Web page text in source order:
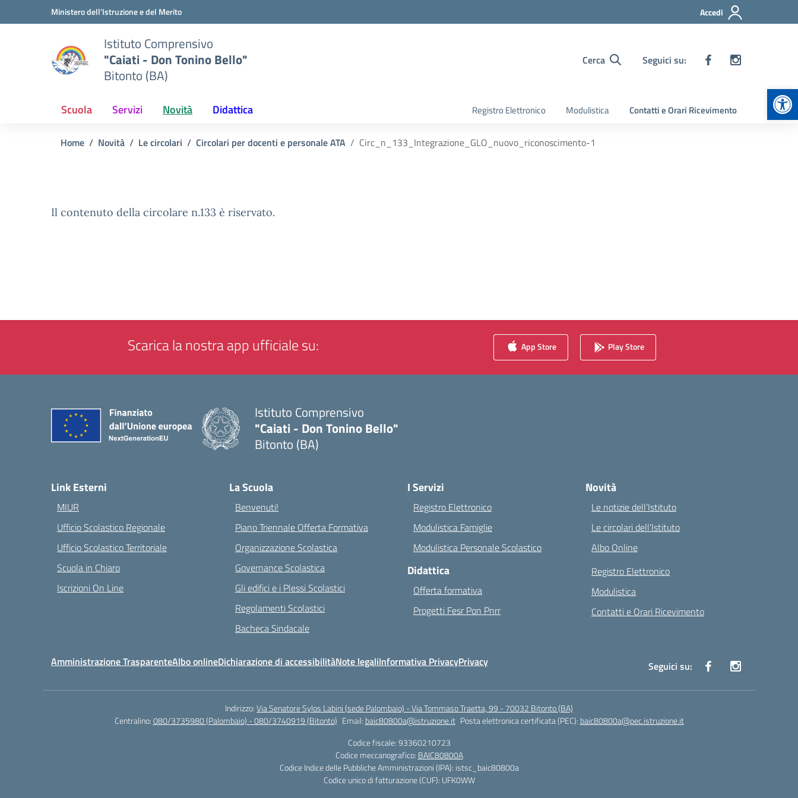
Vai ai contenuti
Vai al menu di navigazioneMinistero dell'Istruzione e del Merito Accedi
Istituto Comprensivo
"Caiati - Don Tonino Bello"
Bitonto (BA)
Cerca Seguici su:
Scuola Servizi Novità Didattica Registro Elettronico Modulistica Contatti e Orari Ricevimento
Home Novità Le circolari Circolari per docenti e personale ATA Circ_n_133_Integrazione_GLO_nuovo_riconoscimento-1
Il contenuto della circolare n.133 è riservato.
Scarica la nostra app ufficiale su: App Store Play Store
Istituto Comprensivo
"Caiati - Don Tonino Bello"
Bitonto (BA)
Link Esterni
MIUR
Ufficio Scolastico Regionale
Ufficio Scolastico Territoriale
Scuola in Chiaro
Iscrizioni On Line
La Scuola
Benvenuti!
Piano Triennale Offerta Formativa
Organizzazione Scolastica
Governance Scolastica
Gli edifici e i Plessi Scolastici
Regolamenti Scolastici
Bacheca Sindacale
I Servizi
Registro Elettronico
Modulistica Famiglie
Modulistica Personale Scolastico
Didattica
Offerta formativa
Progetti Fesr Pon Pnrr
Novità
Le notizie dell’Istituto
Le circolari dell’Istituto
Albo Online
Registro Elettronico
Modulistica
Contatti e Orari Ricevimento
Amministrazione TrasparenteAlbo onlineDichiarazione di accessibilitàNote legaliInformativa PrivacyPrivacy Seguici su:
Indirizzo:Via Senatore Sylos Labini (sede Palombaio) - Via Tommaso Traetta, 99 - 70032 Bitonto (BA)
Centralino:080/3735980 (Palombaio) - 080/3740919 (Bitonto) Email: baic80800a@istruzione.it Posta elettronica certificata (PEC): baic80800a@pec.istruzione.it
Codice fiscale: 93360210723
Codice meccanografico: BAIC80800A
Codice Indice delle Pubbliche Amministrazioni (IPA): istsc_baic80800a
Codice unico di fatturazione (CUF): UFK0WW